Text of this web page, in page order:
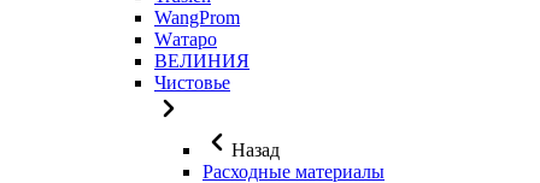
WangProm
Wатаро
ВЕЛИНИЯ
Чистовье
Назад
Расходные материалы